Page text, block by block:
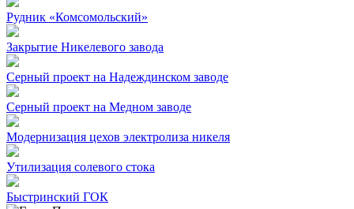
Рудник «Комсомольский»
Закрытие Никелевого завода
Серный проект на Надеждинском заводе
Серный проект на Медном заводе
Модернизация цехов электролиза никеля
Утилизация солевого стока
Быстринский ГОК